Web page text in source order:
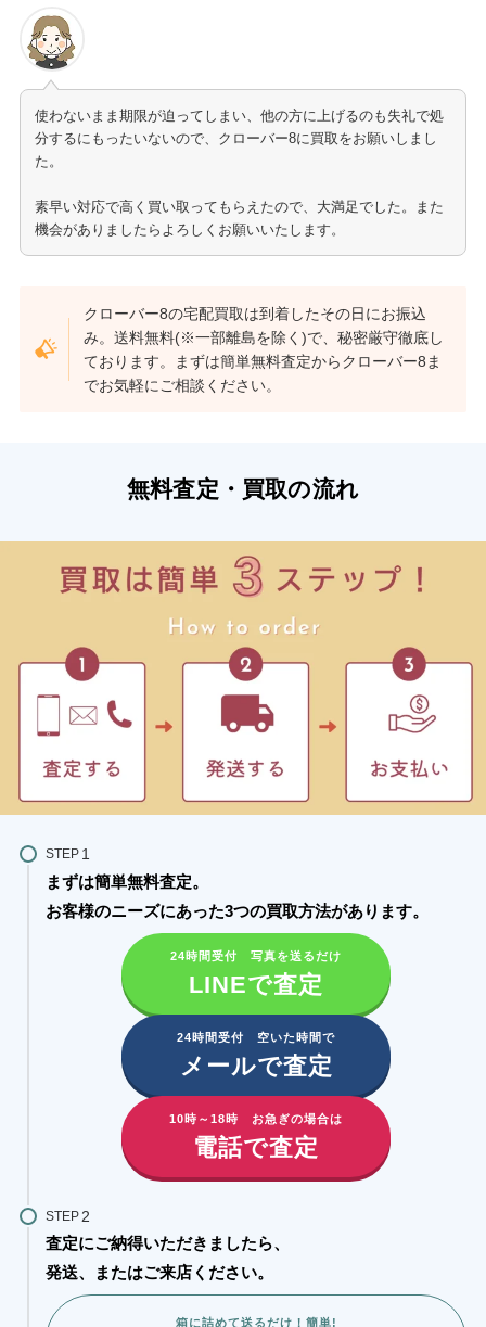
使わないまま期限が迫ってしまい、他の方に上げるのも失礼で処
分するにもったいないので、クローバー8に買取をお願いしまし
た。
素早い対応で高く買い取ってもらえたので、大満足でした。また
機会がありましたらよろしくお願いいたします。
クローバー8の宅配買取は到着したその日にお振込
み。送料無料(※一部離島を除く)で、秘密厳守徹底し
ております。まずは簡単無料査定からクローバー8ま
でお気軽にご相談ください。
無料査定・買取の流れ
STEP
まずは簡単無料査定。
お客様のニーズにあった3つの買取方法があります。​
24時間受付 写真を送るだけ
LINEで査定
24時間受付 空いた時間で
メールで査定
10時～18時 お急ぎの場合は
電話で査定
STEP
査定にご納得いただきましたら、
発送、またはご来店ください。
箱に詰めて送るだけ！簡単!